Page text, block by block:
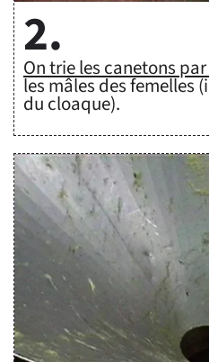
2.
On trie les canetons
les mâles des femelles
du cloaque).